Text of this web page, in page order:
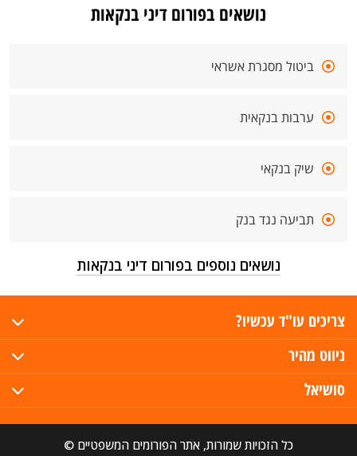
נושאים בפורום דיני בנקאות
ביטול מסגרת אשראי
ערבות בנקאית
שיק בנקאי
תביעה נגד בנק
נושאים נוספים בפורום דיני בנקאות
צריכים עו"ד עכשיו?
ניווט מהיר
סושיאל
כל הזכויות שמורות, אתר הפורומים המשפטיים ©